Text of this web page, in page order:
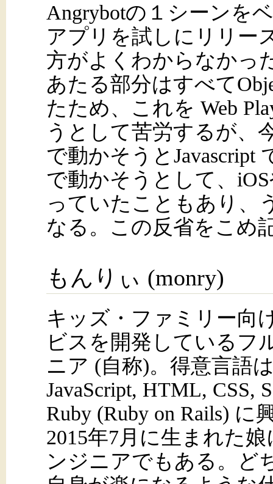
Angrybotの１シーンを
アプリを試しにリリー
方がよくわからなかっ
あたる部分はすべて
たため、これを Web
うとして苦労するが、
で動かそうとJavascript
で動かそうとして、
っていたこともあり、
なる。この反省をこめ
もんりぃ (monry)
キッズ・ファミリー向
ビスを開発しているフ
ニア (自称)。得意言語
JavaScript, HTML, CSS,
Ruby (Ruby on Rails) に
2015年7月に生まれた
ンジニアでもある。ど